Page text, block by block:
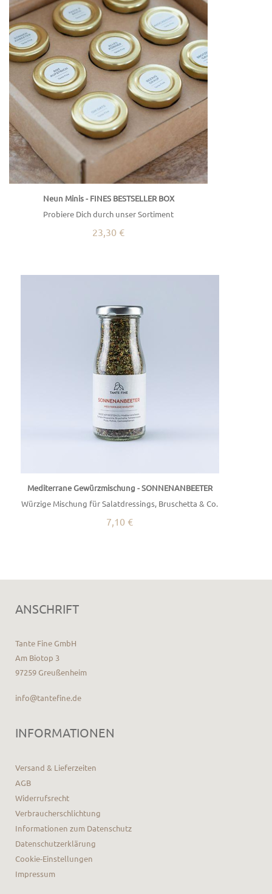
Neun Minis - FINES BESTSELLER BOX
Probiere Dich durch unser Sortiment
23,30 €
Mediterrane Gewürzmischung - SONNENANBEETER
Würzige Mischung für Salatdressings, Bruschetta & Co.
7,10 €
ANSCHRIFT
Tante Fine GmbH
Am Biotop 3
97259 Greußenheim
info@tantefine.de
INFORMATIONEN
Versand & Lieferzeiten
AGB
Widerrufsrecht
Verbraucherschlichtung
Informationen zum Datenschutz
Datenschutzerklärung
Cookie-Einstellungen
Impressum